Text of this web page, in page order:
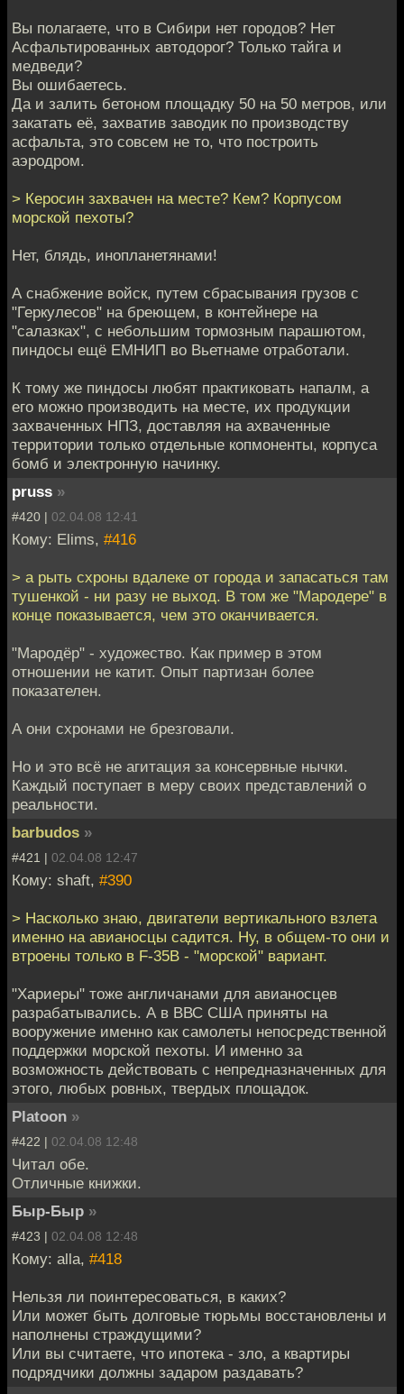
Вы полагаете, что в Сибири нет городов? Нет
Асфальтированных автодорог? Только тайга и
медведи?
Вы ошибаетесь.
Да и залить бетоном площадку 50 на 50 метров, или
закатать её, захватив заводик по производству
асфальта, это совсем не то, что построить
аэродром.
> Керосин захвачен на месте? Кем? Корпусом
морской пехоты?
Нет, блядь, инопланетянами!
А снабжение войск, путем сбрасывания грузов с
"Геркулесов" на бреющем, в контейнере на
"салазках", с небольшим тормозным парашютом,
пиндосы ещё ЕМНИП во Вьетнаме отработали.
К тому же пиндосы любят практиковать напалм, а
его можно производить на месте, их продукции
захваченных НПЗ, доставляя на ахваченные
территории только отдельные копмоненты, корпуса
бомб и электронную начинку.
pruss »
#420 | 02.04.08 12:41
Кому: Elims, #416
> а рыть схроны вдалеке от города и запасаться там
тушенкой - ни разу не выход. В том же "Мародере" в
конце показывается, чем это оканчивается.
"Мародёр" - художество. Как пример в этом
отношении не катит. Опыт партизан более
показателен.
А они схронами не брезговали.
Но и это всё не агитация за консервные нычки.
Каждый поступает в меру своих представлений о
реальности.
barbudos »
#421 | 02.04.08 12:47
Кому: shaft, #390
> Насколько знаю, двигатели вертикального взлета
именно на авианосцы садится. Ну, в общем-то они и
втроены только в F-35B - "морской" вариант.
"Хариеры" тоже англичанами для авианосцев
разрабатывались. А в ВВС США приняты на
вооружение именно как самолеты непосредственной
поддержки морской пехоты. И именно за
возможность действовать с непредназначенных для
этого, любых ровных, твердых площадок.
Platoon »
#422 | 02.04.08 12:48
Читал обе.
Отличные книжки.
Быр-Быр »
#423 | 02.04.08 12:48
Кому: alla, #418
Нельзя ли поинтересоваться, в каких?
Или может быть долговые тюрьмы восстановлены и
наполнены страждущими?
Или вы считаете, что ипотека - зло, а квартиры
подрядчики должны задаром раздавать?